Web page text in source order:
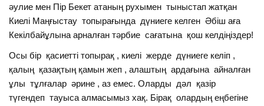
әулие мен Пір Бекет атаның рухымен тыныстап жатқан
Киелі Маңғыстау топырағында дүниеге келген Әбіш аға
Кекілбайұлына арналған тәрбие сағатына қош келдіңіздер!
Осы бір қасиетті топырақ , киелі жерде дүниеге келіп ,
қалың қазақтың қамын жеп , алаштың ардағына айналған
ұлы тұлғалар әрине , аз емес. Оларды дәл қазір
түгендеп тауыса алмасымыз хақ. Бірақ олардың еңбегіне